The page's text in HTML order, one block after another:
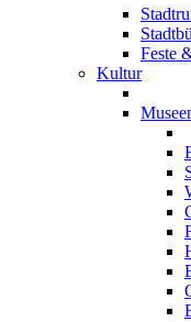
Feste
Kultur